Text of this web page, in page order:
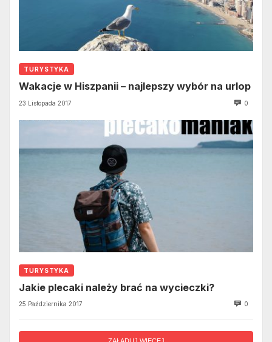
TURYSTYKA
Wakacje w Hiszpanii – najlepszy wybór na urlop
23 Listopada 2017 0
TURYSTYKA
Jakie plecaki należy brać na wycieczki?
25 Października 2017 0